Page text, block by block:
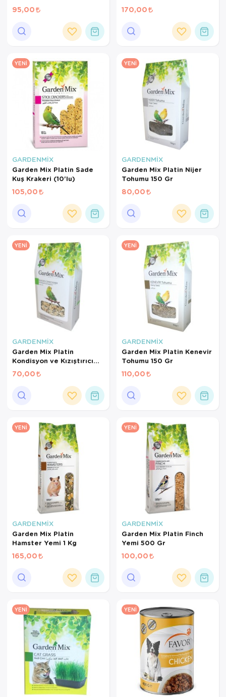
Gr
95,00 170,00
YENI
GARDENMİX
Garden Mix Platin Sade
Kuş Krakeri (10'lu)
105,00
YENI
GARDENMİX
Garden Mix Platin Nijer
Tohumu 150 Gr
80,00
YENI
GARDENMİX
Garden Mix Platin
Kondisyon ve Kızıştırıcı
Yem 150 Gr
70,00
YENI
GARDENMİX
Garden Mix Platin Kenevir
Tohumu 150 Gr
110,00
YENI
GARDENMİX
Garden Mix Platin
Hamster Yemi 1 Kg
165,00
YENI
GARDENMİX
Garden Mix Platin Finch
Yemi 500 Gr
100,00
YENI YENI